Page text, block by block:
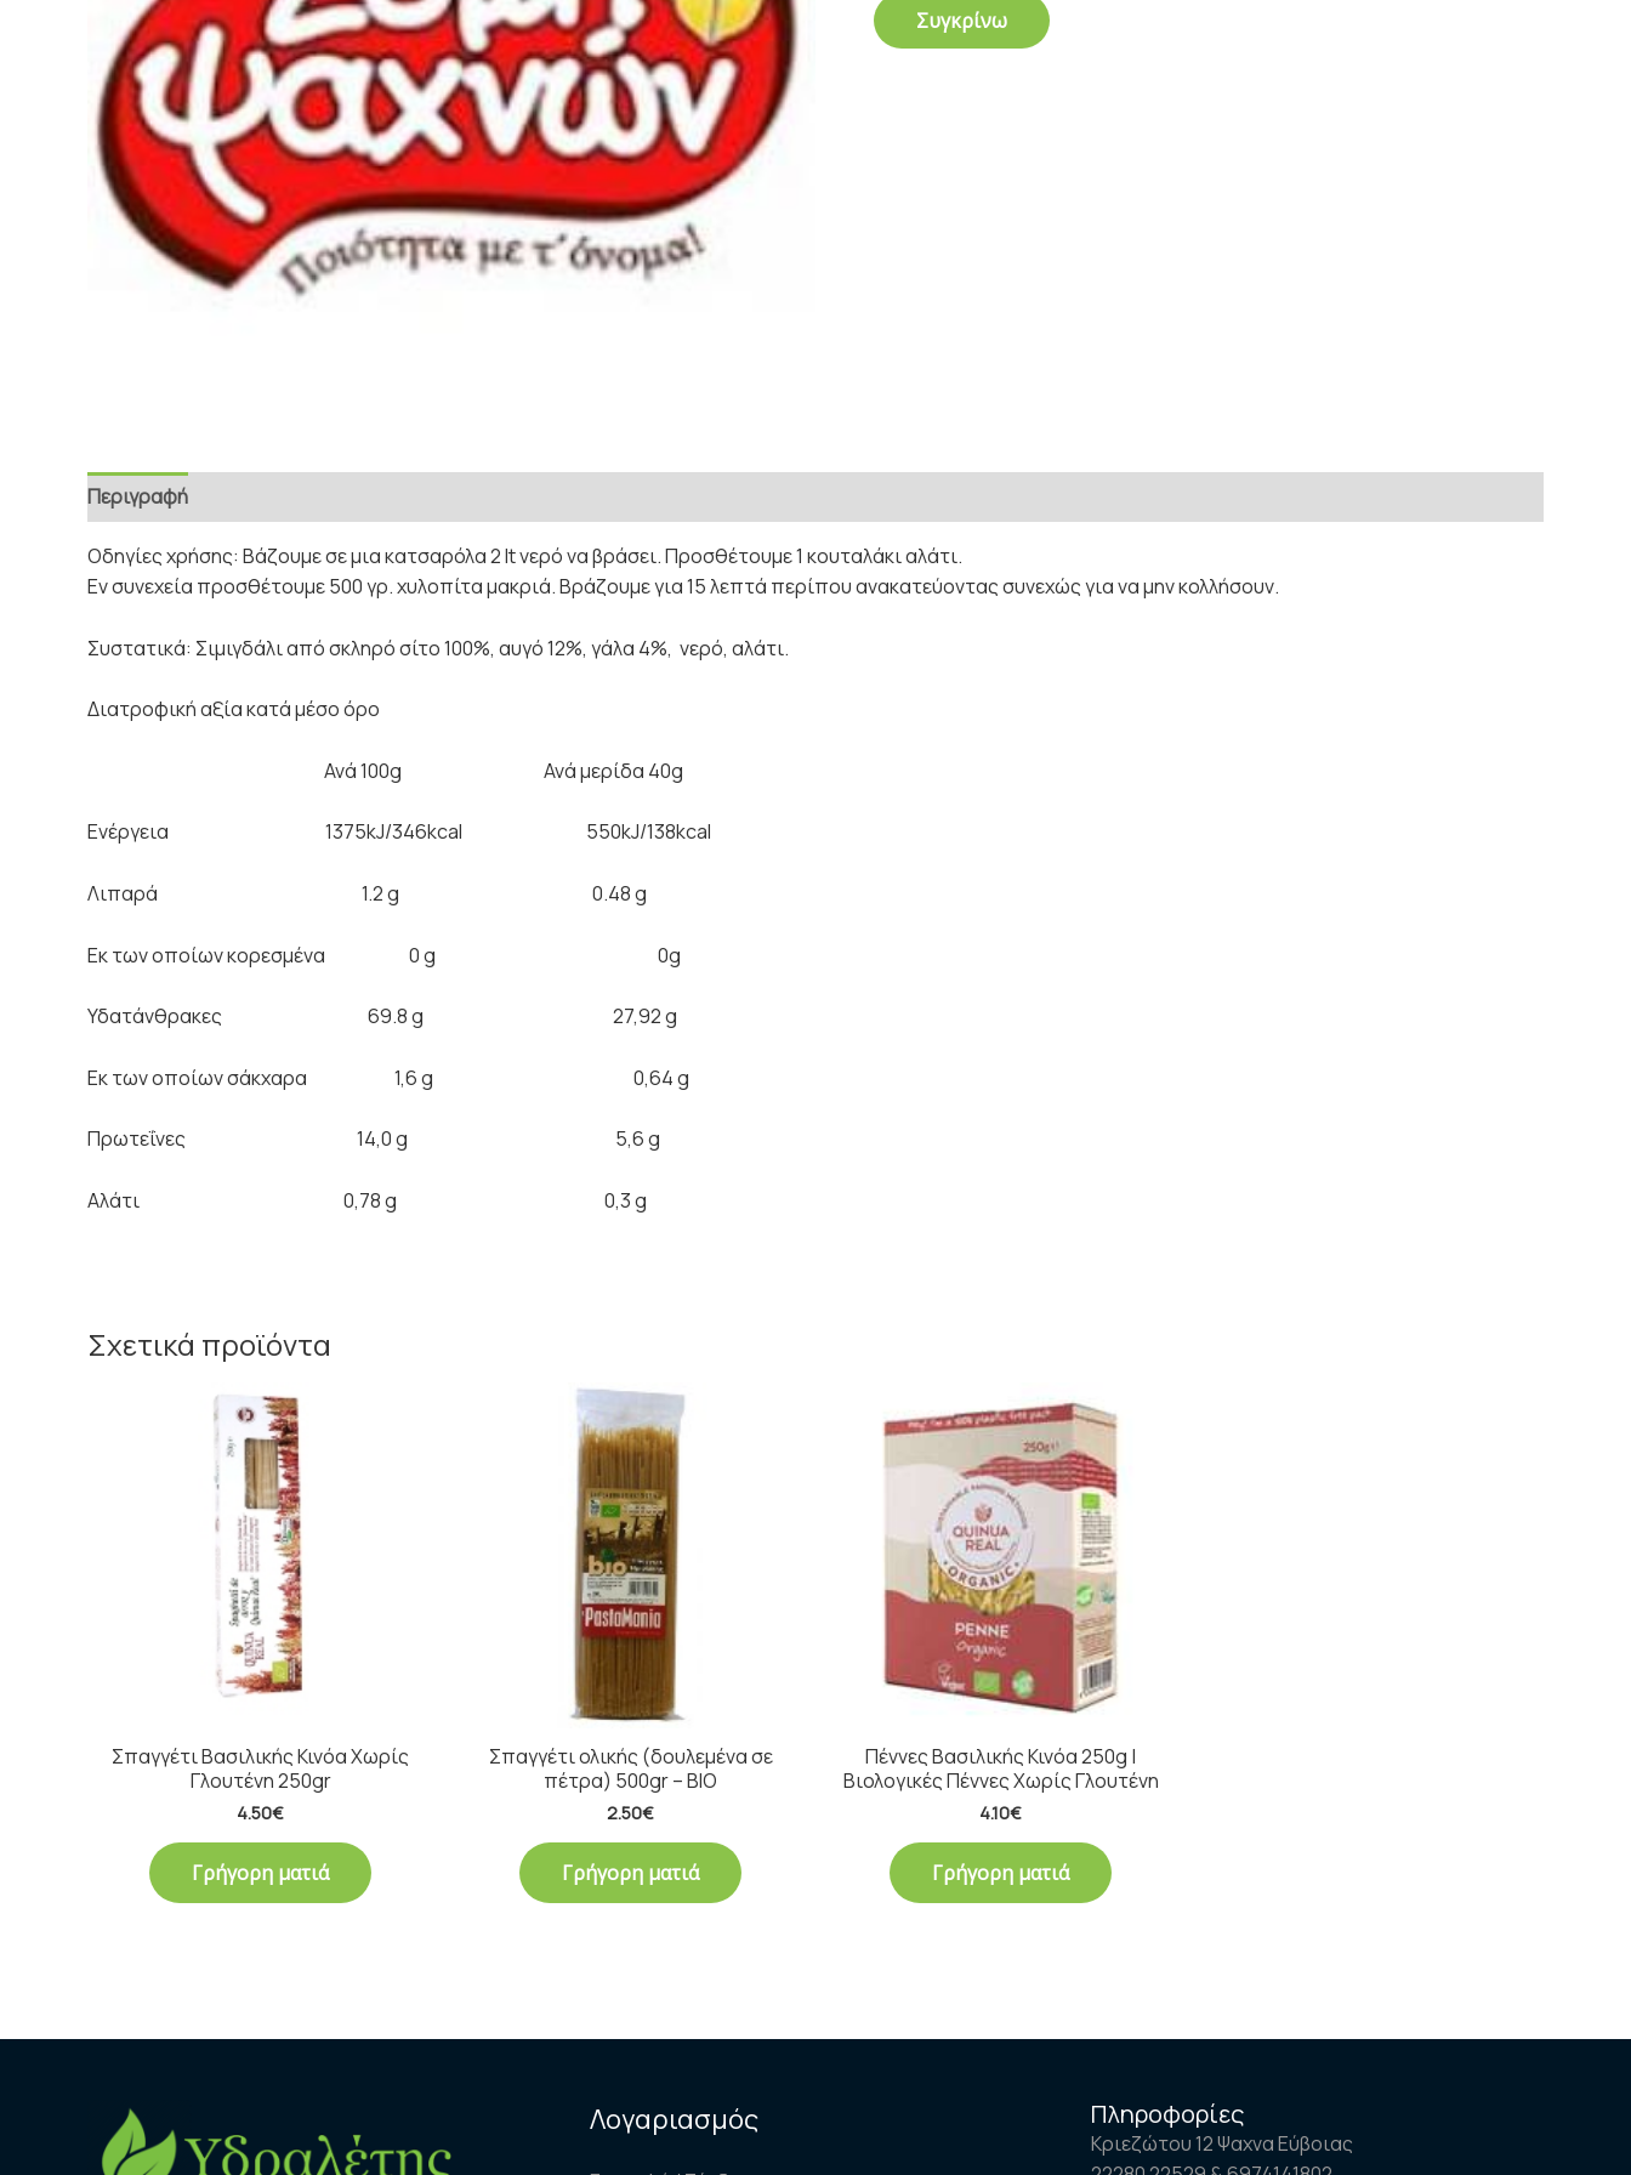
Συγκρίνω
Περιγραφή
Οδηγίες χρήσης: Βάζουμε σε μια κατσαρόλα 2 lt νερό να βράσει. Προσθέτουμε 1 κουταλάκι αλάτι.
Εν συνεχεία προσθέτουμε 500 γρ. χυλοπίτα μακριά. Βράζουμε για 15 λεπτά περίπου ανακατεύοντας συνεχώς για να μην κολλήσουν.
Συστατικά: Σιμιγδάλι από σκληρό σίτο 100%, αυγό 12%, γάλα 4%, νερό, αλάτι.
Διατροφική αξία κατά μέσο όρο
Ανά 100g Ανά μερίδα 40g
Ενέργεια 1375kJ/346kcal 550kJ/138kcal
Λιπαρά 1.2 g 0.48 g
Εκ των οποίων κορεσμένα 0 g 0g
Υδατάνθρακες 69.8 g 27,92 g
Εκ των οποίων σάκχαρα 1,6 g 0,64 g
Πρωτεΐνες 14,0 g 5,6 g
Αλάτι 0,78 g 0,3 g
Σχετικά προϊόντα
Σπαγγέτι Βασιλικής Κινόα Χωρίς
Γλουτένη 250gr
4.50€
Γρήγορη ματιά
Σπαγγέτι ολικής (δουλεμένα σε
πέτρα) 500gr – ΒΙΟ
2.50€
Γρήγορη ματιά
Πέννες Βασιλικής Κινόα 250g |
Βιολογικές Πέννες Χωρίς Γλουτένη
4.10€
Γρήγορη ματιά
Λογαριασμός Πληροφορίες
Κριεζώτου 12 Ψαχνα Εύβοιας